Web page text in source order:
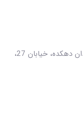
تهران، بلوار دهکده المپیک، بعد از میدان دهکده، خیابان 27،